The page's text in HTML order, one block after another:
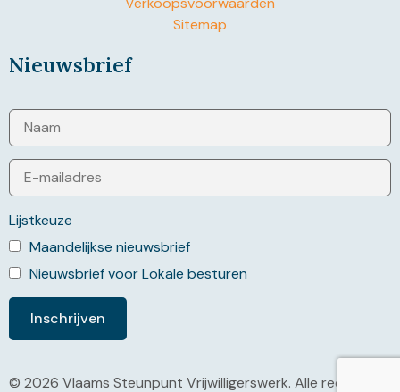
Sitemap
Nieuwsbrief
Lijstkeuze
Maandelijkse nieuwsbrief
Nieuwsbrief voor Lokale besturen
© 2026 Vlaams Steunpunt Vrijwilligerswerk. Alle rechten